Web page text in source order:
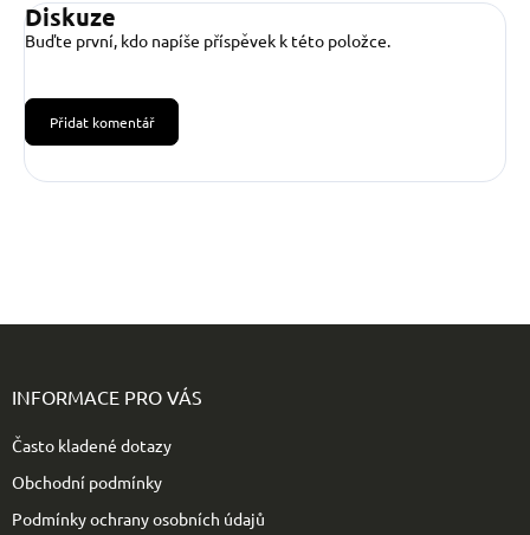
Diskuze
Buďte první, kdo napíše příspěvek k této položce.
Přidat komentář
INFORMACE PRO VÁS
Často kladené dotazy
Obchodní podmínky
Podmínky ochrany osobních údajů